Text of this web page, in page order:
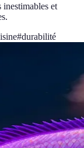
et
#durabilité